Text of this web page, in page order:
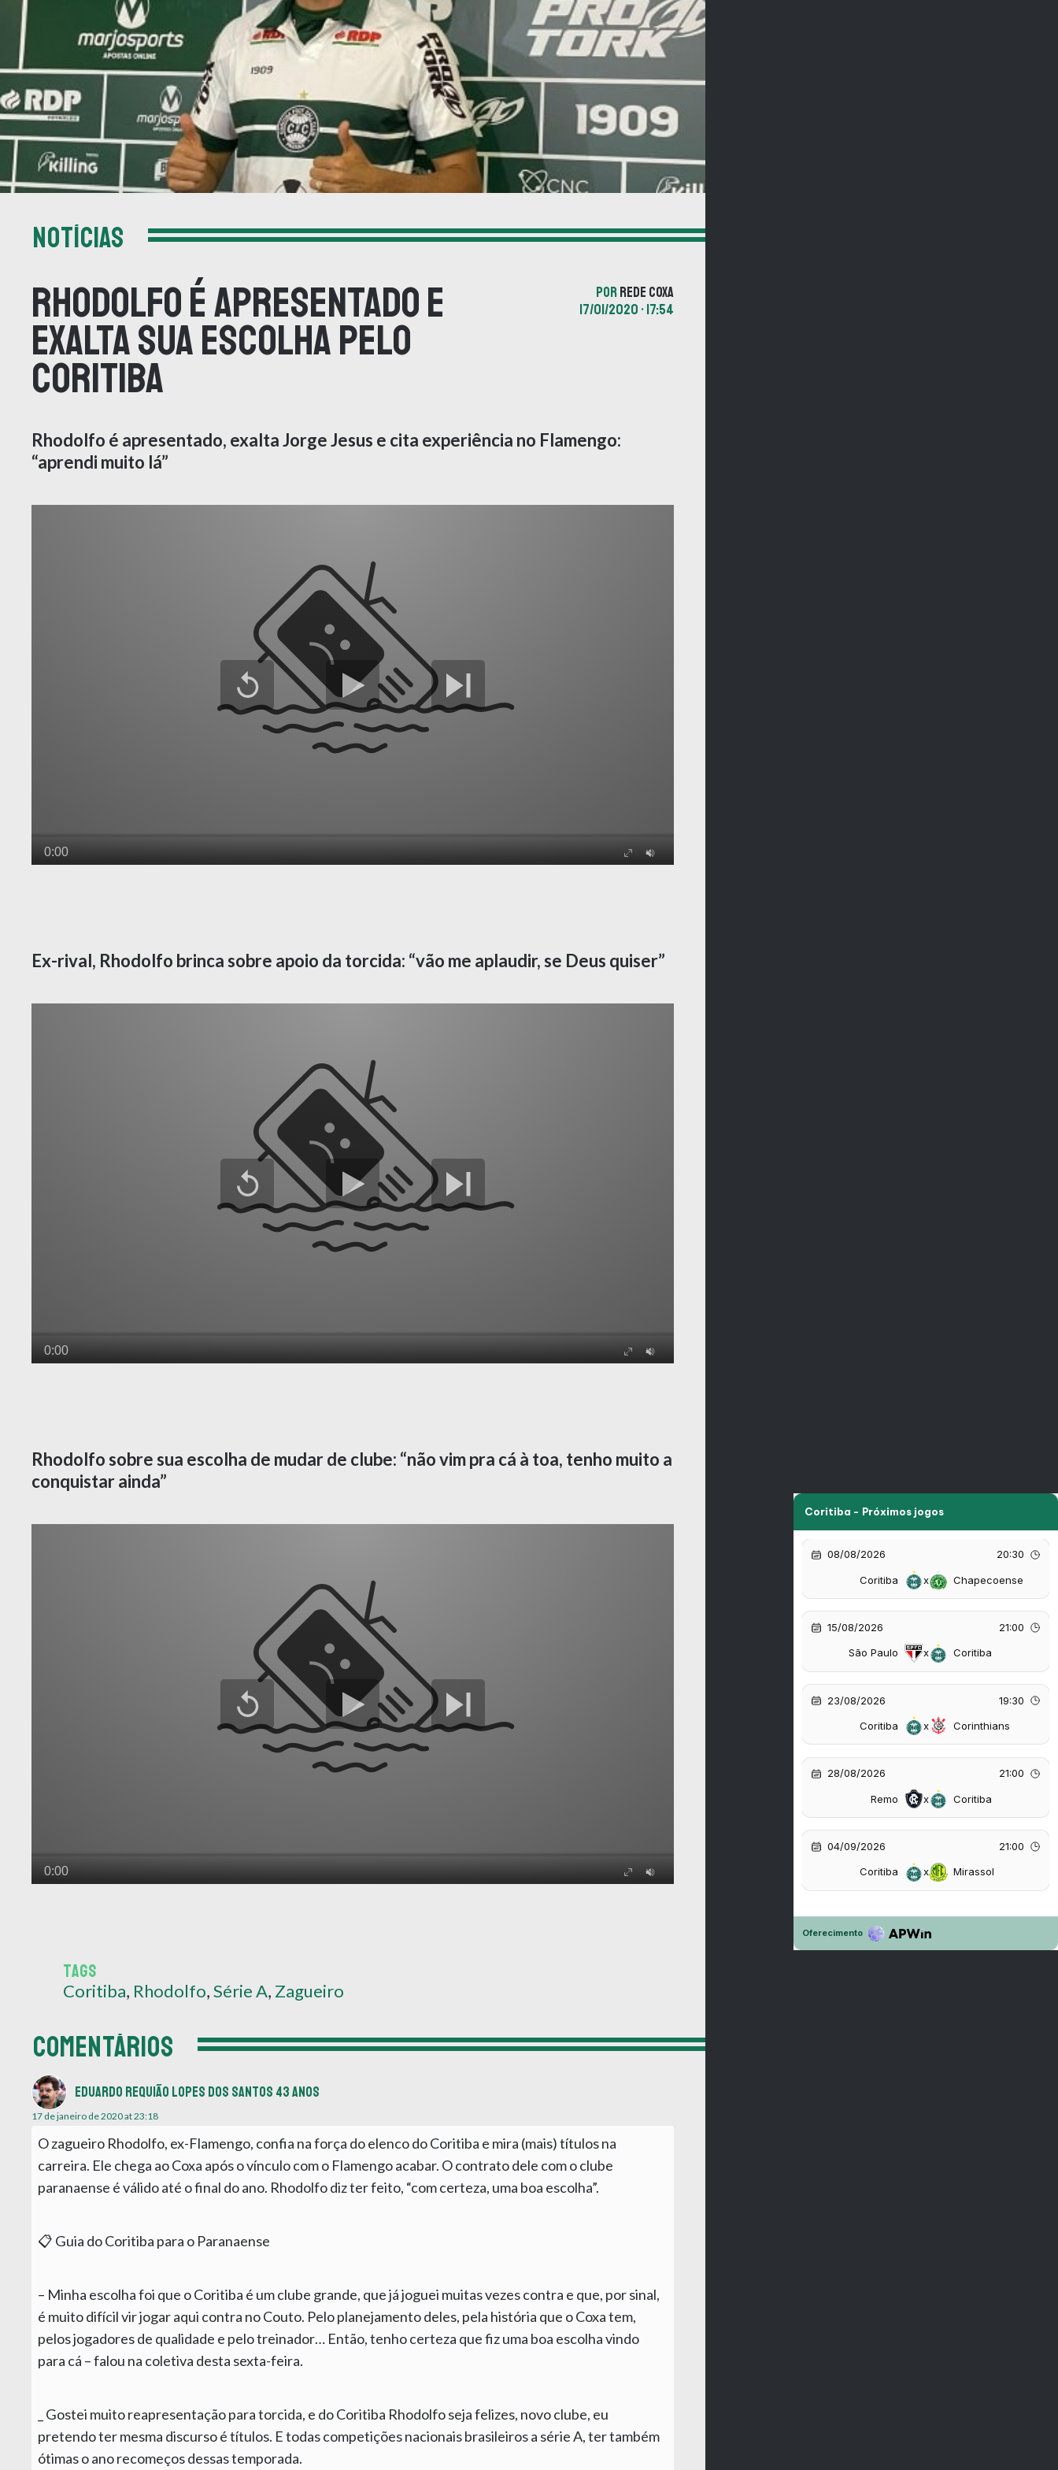
NOTÍCIAS
Rhodolfo é apresentado e
exalta sua escolha pelo
Coritiba
PORREDE COXA
17/01/2020 • 17:54
Rhodolfo é apresentado, exalta Jorge Jesus e cita experiência no Flamengo:
“aprendi muito lá”
Ex-rival, Rhodolfo brinca sobre apoio da torcida: “vão me aplaudir, se Deus quiser”
Rhodolfo sobre sua escolha de mudar de clube: “não vim pra cá à toa, tenho muito a
conquistar ainda”
TAGS
Coritiba, Rhodolfo,Série A, Zagueiro
COMENTÁRIOS
Eduardo Requião Lopes dos Santos 43 anos
17 de janeiro de 2020 at 23:18
O zagueiro Rhodolfo, ex-Flamengo, confia na força do elenco do Coritiba e mira (mais) títulos na
carreira. Ele chega ao Coxa após o vínculo com o Flamengo acabar. O contrato dele com o clube
paranaense é válido até o final do ano. Rhodolfo diz ter feito, “com certeza, uma boa escolha”.
📋 Guia do Coritiba para o Paranaense
– Minha escolha foi que o Coritiba é um clube grande, que já joguei muitas vezes contra e que, por sinal,
é muito difícil vir jogar aqui contra no Couto. Pelo planejamento deles, pela história que o Coxa tem,
pelos jogadores de qualidade e pelo treinador… Então, tenho certeza que fiz uma boa escolha vindo
para cá – falou na coletiva desta sexta-feira.
_ Gostei muito reapresentação para torcida, e do Coritiba Rhodolfo seja felizes, novo clube, eu
pretendo ter mesma discurso é títulos. E todas competições nacionais brasileiros a série A, ter também
ótimas o ano recomeços dessas temporada.